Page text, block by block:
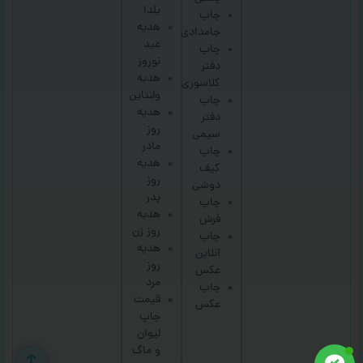
چاپ
جامدادی
چاپ
دفتر
کلاسوری
چاپ
دفتر
سیمی
چاپ
کیف
دوشی
چاپ
فرش
چاپ
آنلاین
عکس
چاپ
عکس
یلدا
هدیه
عید
نوروز
هدیه
ولنتاین
هدیه
روز
مادر
هدیه
روز
پدر
هدیه
روز زن
هدیه
روز
مرد
قیمت
چاپ
لیوان
و ماگ